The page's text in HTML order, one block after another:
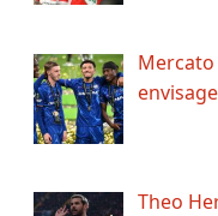
Mercato
Theo